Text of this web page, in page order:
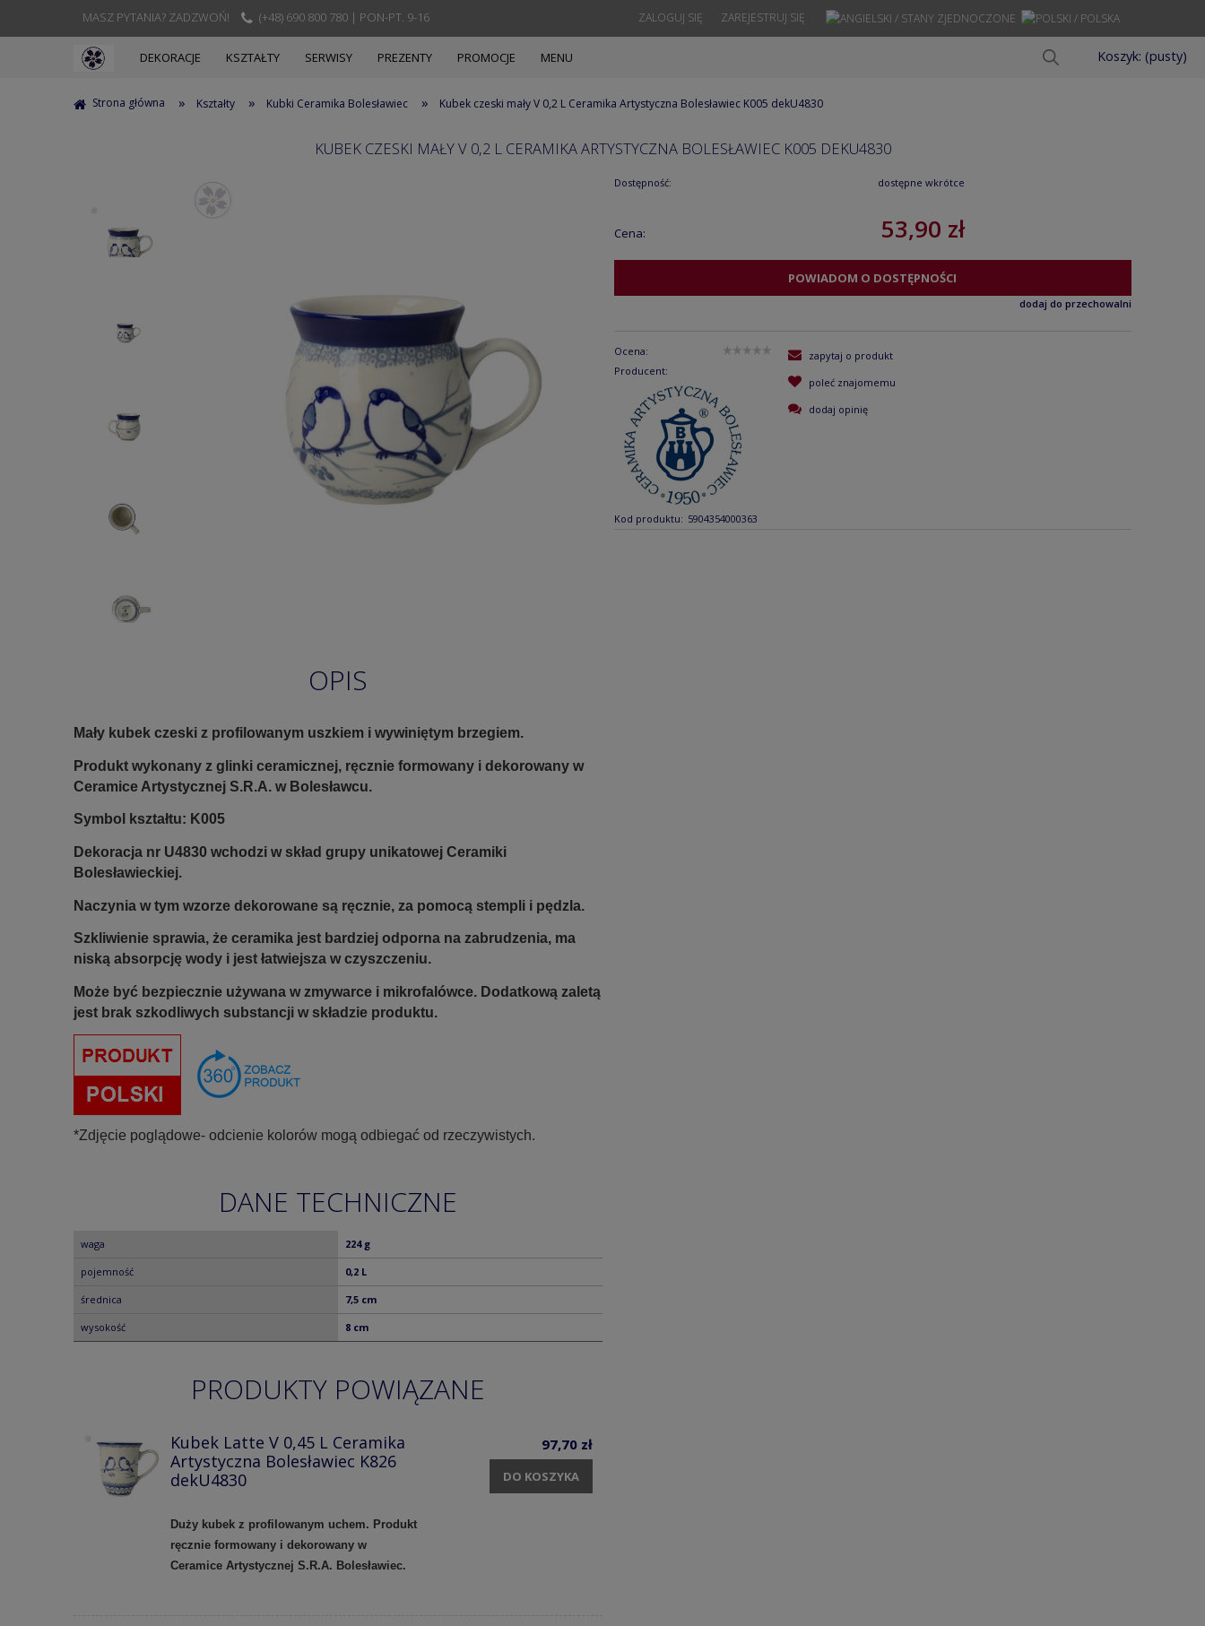
MASZ PYTANIA? ZADZWOŃ! (+48) 690 800 780 | PON-PT. 9-16 ZAREJESTRUJ SIĘ
ZALOGUJ SIĘ
Koszyk: (pusty)
DEKORACJE KSZTAŁTY SERWISY PREZENTY PROMOCJE MENU
Strona główna » Kształty » Kubki Ceramika Bolesławiec » Kubek czeski mały V 0,2 L Ceramika Artystyczna Bolesławiec K005 dekU4830
KUBEK CZESKI MAŁY V 0,2 L CERAMIKA ARTYSTYCZNA BOLESŁAWIEC K005 DEKU4830
Dostępność: dostępne wkrótce
Cena: 53,90 zł
POWIADOM O DOSTĘPNOŚCI
dodaj do przechowalni
Ocena:
Producent:
Kod produktu: 5904354000363
zapytaj o produkt
poleć znajomemu
dodaj opinię
OPIS
Mały kubek czeski z profilowanym uszkiem i wywiniętym brzegiem.
Produkt wykonany z glinki ceramicznej, ręcznie formowany i dekorowany w
Ceramice Artystycznej S.R.A. w Bolesławcu.
Symbol kształtu: K005
Dekoracja nr U4830 wchodzi w skład grupy unikatowej Ceramiki
Bolesławieckiej.
Naczynia w tym wzorze dekorowane są ręcznie, za pomocą stempli i pędzla.
Szkliwienie sprawia, że ceramika jest bardziej odporna na zabrudzenia, ma
niską absorpcję wody i jest łatwiejsza w czyszczeniu.
Może być bezpiecznie używana w zmywarce i mikrofalówce. Dodatkową zaletą
jest brak szkodliwych substancji w składzie produktu.
*Zdjęcie poglądowe- odcienie kolorów mogą odbiegać od rzeczywistych.
DANE TECHNICZNE
waga 224 g
pojemność 0,2 L
średnica 7,5 cm
wysokość 8 cm
PRODUKTY POWIĄZANE
Kubek Latte V 0,45 L Ceramika
Artystyczna Bolesławiec K826
dekU4830
Duży kubek z profilowanym uchem. Produkt
ręcznie formowany i dekorowany w
Ceramice Artystycznej S.R.A. Bolesławiec.
97,70 zł
DO KOSZYKA